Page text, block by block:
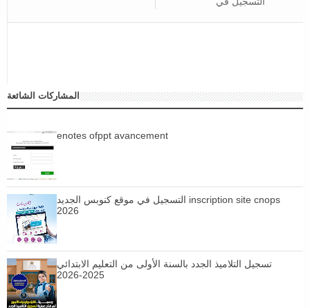
المشاركات الشائعة
enotes ofppt avancement
التسجيل في موقع كنوبس الجديد inscription site cnops
2026
تسجيل التلاميذ الجدد بالسنة الأولى من التعليم الابتدائي
2025-2026